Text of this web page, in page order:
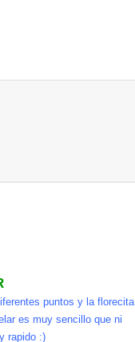
puntos y la florecita
es muy sencillo que ni
rapido :)